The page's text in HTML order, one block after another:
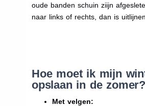
oude banden schuin ziijn
naar links of rechts, dan is
Hoe moet ik mijn
opslaan in de zomer?
Met velgen: